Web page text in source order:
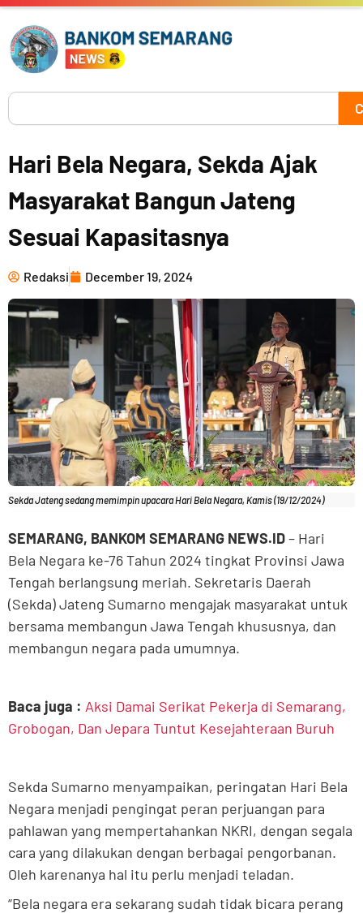
Skip
content
Search
Hari Bela Negara, Sekda Ajak
Masyarakat Bangun Jateng
Sesuai Kapasitasnya
Redaksi December 19, 2024
Sekda Jateng sedang memimpin upacara Hari Bela Negara, Kamis (19/12/2024)
SEMARANG, BANKOM SEMARANG NEWS.ID– Hari
Bela Negara ke-76 Tahun 2024 tingkat Provinsi Jawa
Tengah berlangsung meriah. Sekretaris Daerah
(Sekda) Jateng Sumarno mengajak masyarakat untuk
bersama membangun Jawa Tengah khususnya, dan
membangun negara pada umumnya.
Baca juga : Aksi Damai Serikat Pekerja di Semarang,
Grobogan, Dan Jepara Tuntut Kesejahteraan Buruh
Sekda Sumarno menyampaikan, peringatan Hari Bela
Negara menjadi pengingat peran perjuangan para
pahlawan yang mempertahankan NKRI, dengan segala
cara yang dilakukan dengan berbagai pengorbanan.
Oleh karenanya hal itu perlu menjadi teladan.
“Bela negara era sekarang sudah tidak bicara perang